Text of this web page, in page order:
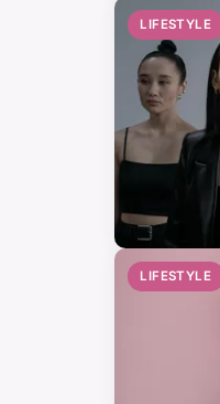
LIFESTYLE
LIFESTYLE